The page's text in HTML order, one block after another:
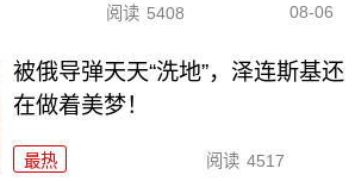
阅读 5408 08-06
被俄导弹天天“洗地”，泽连斯基还
在做着美梦！
最热 阅读 4517